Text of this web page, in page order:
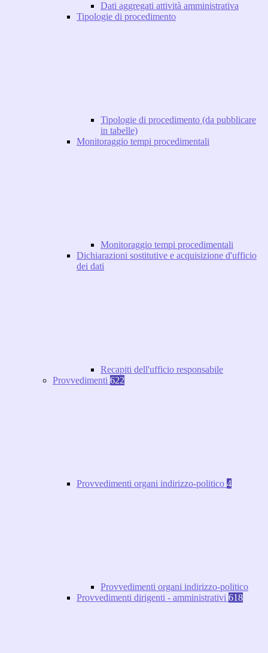
Dati aggregati attività amministrativa
Tipologie di procedimento
Tipologie di procedimento (da pubblicare
in tabelle)
Monitoraggio tempi procedimentali
Monitoraggio tempi procedimentali
Dichiarazioni sostitutive e acquisizione d'ufficio
dei dati
Recapiti dell'ufficio responsabile
Provvedimenti 622
Provvedimenti organi indirizzo-politico 4
Provvedimenti organi indirizzo-politico
Provvedimenti dirigenti - amministrativi 618